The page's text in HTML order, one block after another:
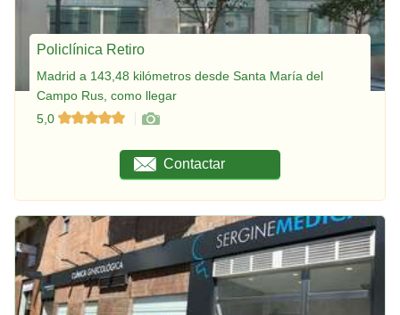
Policlínica Retiro
Madrid a 143,48 kilómetros desde Santa María del
Campo Rus, como llegar
5,0
Contactar